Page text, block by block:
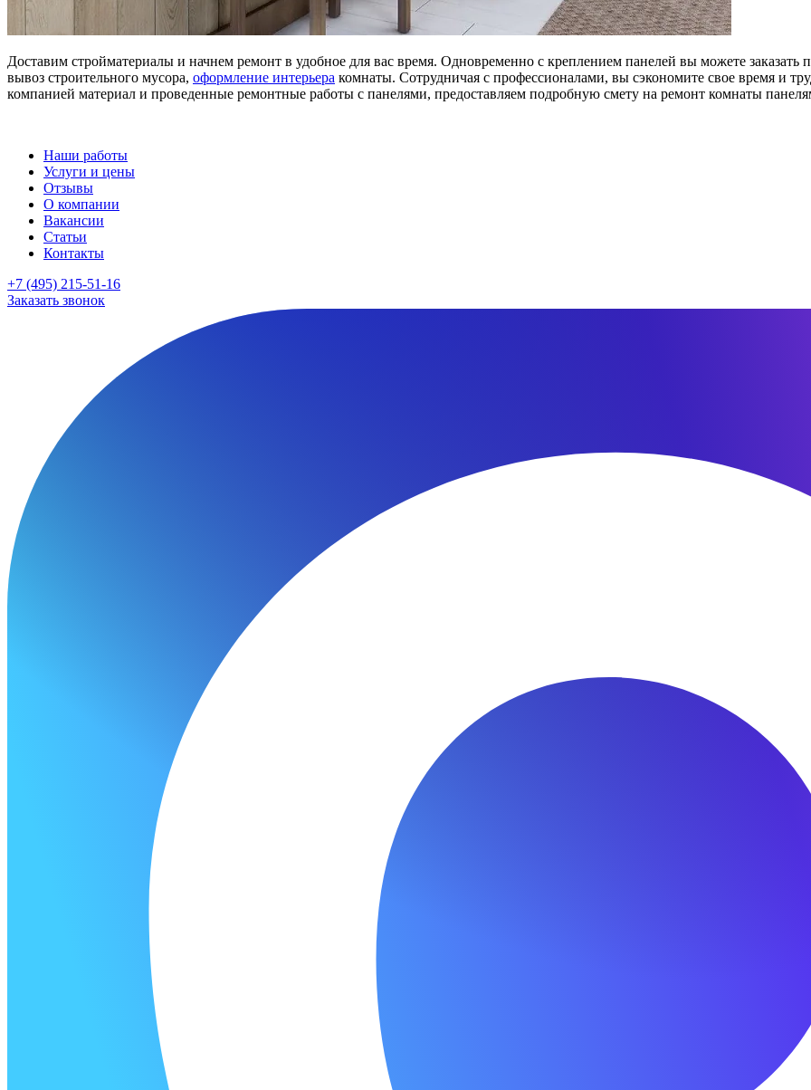
Доставим стройматериалы и начнем ремонт в удобное для вас время. Одновременно с креплением панелей вы можете заказать
вывоз строительного мусора, оформление интерьера комнаты. Сотрудничая с профессионалами, вы сэкономите свое время и
компанией материал и проведенные ремонтные работы с панелями, предоставляем подробную смету на ремонт комнаты
Наши работы
Услуги и цены
Отзывы
О компании
Вакансии
Статьи
Контакты
+7 (495) 215-51-16
Заказать звонок